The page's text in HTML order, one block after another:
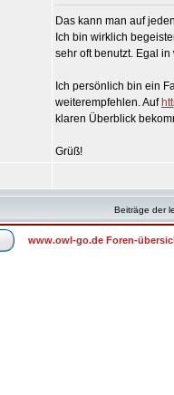
Das kann man auf
Ich bin wirklich
sehr oft benutzt. Egal
Ich persönlich bin ein
weiterempfehlen. Auf
klaren Überblick
Grüß!
Beiträge der
www.owl-go.de Foren-